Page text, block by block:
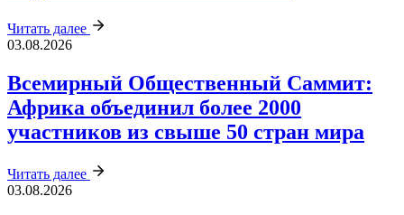
Читать далее
03.08.2026
Всемирный Общественный Саммит:
Африка объединил более 2000
участников из свыше 50 стран мира
Читать далее
03.08.2026